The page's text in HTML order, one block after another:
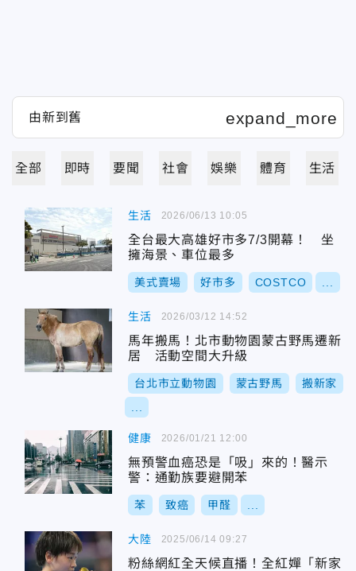
全部 即時 要聞 社會 娛樂 體育 生活
生活
全台最大高雄好市多7/3開幕！ 坐
擁海景、車位最多
美式賣場 好市多 COSTCO
2026/06/13 10:05
生活
馬年搬馬！北市動物園蒙古野馬遷新
居 活動空間大升級
台北市立動物園 蒙古野馬 搬新家
2026/03/12 14:52
健康
無預警血癌恐是「吸」來的！醫示
警：通勤族要避開苯
苯 致癌 甲醛
2026/01/21 12:00
大陸
粉絲網紅全天候直播！全紅嬋「新家
2025/06/14 09:27